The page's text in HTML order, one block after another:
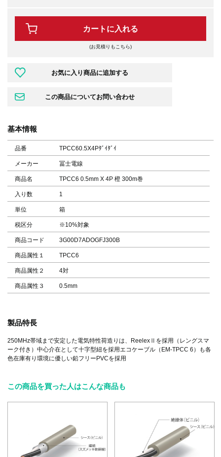
カートに入れる
(お見積りもこちら)
基本情報
品番 TPCC60.5X4Pﾀﾞｲﾀﾞｲ
メーカー 冨士電線
商品名 TPCC6 0.5mm X 4P 橙 300m巻
入り数 1
単位 箱
税区分 ※10%対象
商品コード 3G00D7ADOGFJ300B
商品属性１ TPCC6
商品属性２ 4対
商品属性３ 0.5mm
製品特長
250MHz帯域まで安定した電気特性荷造りは、ReelexⅡを採用（レングスマ
ーク付き）中心介在として十字型紐を採用エコケーブル（EM-TPCC 6）も各
色在庫有り環境に優しい鉛フリーPVCを採用
この商品を買った人はこんな商品も